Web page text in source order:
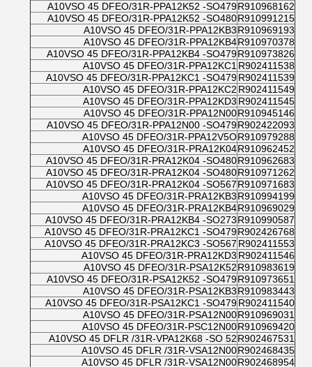
R910968162
A10VSO 45 DFEO/31R-PPA12K52 -SO479
R910991215
A10VSO 45 DFEO/31R-PPA12K52 -SO480
R910969193
A10VSO 45 DFEO/31R-PPA12KB3
R910970378
A10VSO 45 DFEO/31R-PPA12KB4
R910973826
A10VSO 45 DFEO/31R-PPA12KB4 -SO479
R902411538
A10VSO 45 DFEO/31R-PPA12KC1
R902411539
A10VSO 45 DFEO/31R-PPA12KC1 -SO479
R902411549
A10VSO 45 DFEO/31R-PPA12KC2
R902411545
A10VSO 45 DFEO/31R-PPA12KD3
R910945146
A10VSO 45 DFEO/31R-PPA12N00
R902422093
A10VSO 45 DFEO/31R-PPA12N00 -SO479
R910979288
A10VSO 45 DFEO/31R-PPA12V5O
R910962452
A10VSO 45 DFEO/31R-PRA12K04
R910962683
A10VSO 45 DFEO/31R-PRA12K04 -SO480
R910971262
A10VSO 45 DFEO/31R-PRA12K04 -SO480
R910971683
A10VSO 45 DFEO/31R-PRA12K04 -SO567
R910994199
A10VSO 45 DFEO/31R-PRA12KB3
R910969029
A10VSO 45 DFEO/31R-PRA12KB4
R910990587
A10VSO 45 DFEO/31R-PRA12KB4 -SO273
R902426768
A10VSO 45 DFEO/31R-PRA12KC1 -SO479
R902411553
A10VSO 45 DFEO/31R-PRA12KC3 -SO567
R902411546
A10VSO 45 DFEO/31R-PRA12KD3
R910983619
A10VSO 45 DFEO/31R-PSA12K52
R910973651
A10VSO 45 DFEO/31R-PSA12K52 -SO479
R910983443
A10VSO 45 DFEO/31R-PSA12KB3
R902411540
A10VSO 45 DFEO/31R-PSA12KC1 -SO479
R910969031
A10VSO 45 DFEO/31R-PSA12N00
R910969420
A10VSO 45 DFEO/31R-PSC12N00
R902467531
A10VSO 45 DFLR /31R-VPA12K68 -SO 52
R902468435
A10VSO 45 DFLR /31R-VSA12N00
R902468954
A10VSO 45 DFLR /31R-VSA12N00